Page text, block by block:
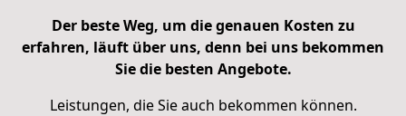
Der beste Weg, um die genauen Kosten zu
erfahren, läuft über uns, denn bei uns bekommen
Sie die besten Angebote.
Leistungen, die Sie auch bekommen können.